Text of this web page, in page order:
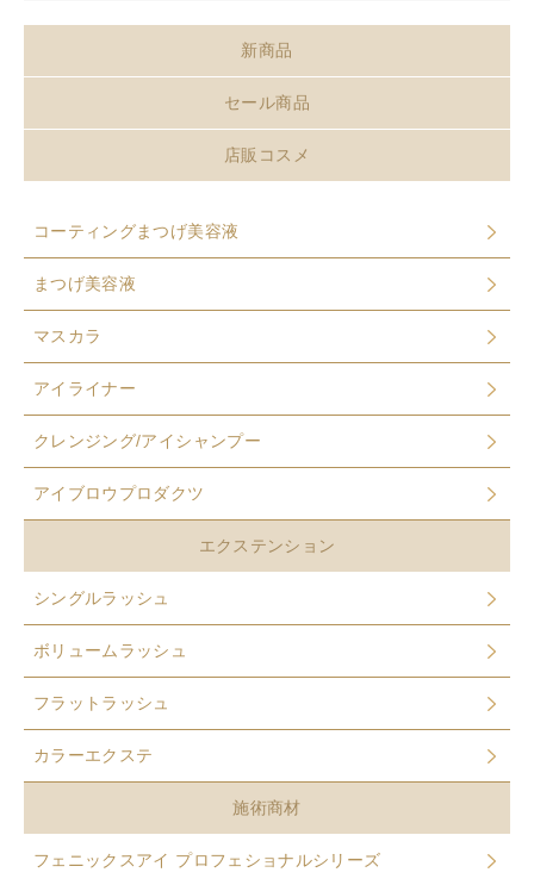
新商品
セール商品
店販コスメ
コーティングまつげ美容液
まつげ美容液
マスカラ
アイライナー
クレンジング/アイシャンプー
アイブロウプロダクツ
エクステンション
シングルラッシュ
ボリュームラッシュ
フラットラッシュ
カラーエクステ
施術商材
フェニックスアイ プロフェショナルシリーズ